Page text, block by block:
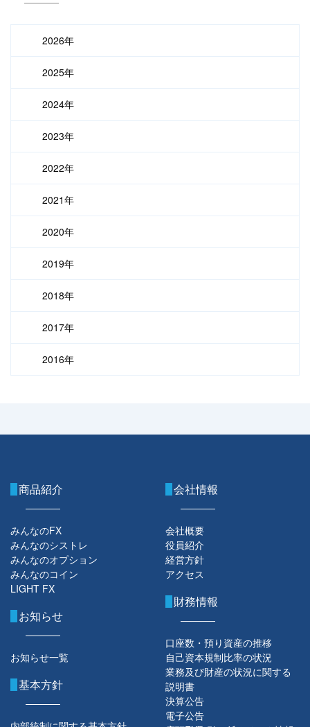
2026年
2025年
2024年
2023年
2022年
2021年
2020年
2019年
2018年
2017年
2016年
商品紹介
みんなのFX
みんなのシストレ
みんなのオプション
みんなのコイン
LIGHT FX
お知らせ
お知らせ一覧
会社情報
会社概要
役員紹介
経営方針
アクセス
財務情報
口座数・預り資産の推移
自己資本規制比率の状況
業務及び財産の状況に関する
説明書
決算公告
電子公告
基本方針